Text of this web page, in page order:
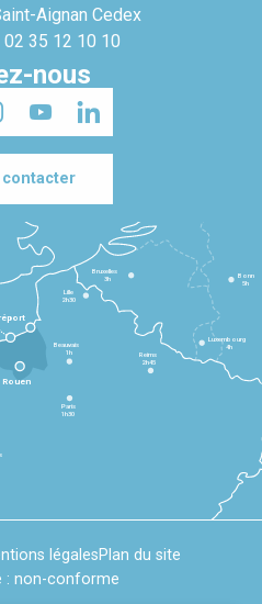
Aignan Cedex
02 35 12 10 10
nous
contacter
Paris
1h30
Beauvais
1h
Reims
2h45
Lille
2h30
Bruxelles
3h
Bonn
5h
Luxembourg
4h
Rouen
légalesPlan du site
: non-conforme